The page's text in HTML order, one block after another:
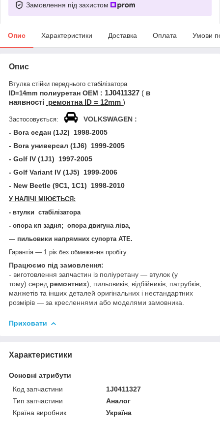
Замовлення під захистом
Опис Характеристики Доставка Оплата Умови
Опис
Втулка стійки переднього стабілізатора
ID=14mm полиуретан ОЕМ : 1J0411327 ( в
наявності
ремонтна ID = 12mm )
Застосовується:
VOLKSWAGEN :
- Bora седан (1J2) 1998-2005
- Bora универсал (1J6) 1999-2005
- Golf IV (1J1) 1997-2005
- Golf Variant IV (1J5) 1999-2006
- New Beetle (9C1, 1C1) 1998-2010
У НАЛІЧІ МІЮЄТЬСЯ:
- втулки стабілізатора
- опора кп задня; опора двигуна ліва,
— пильовики напрямних супорта АТЕ.
Гарантія — 1 рік без обмеження пробігу.
Працюємо під замовлення:
- виготовлення запчастин із поліуретану — втулок (у
тому) серед ремонтних), пильовиків, відбійників, патрубків,
манжетів та інших деталей оригінальних і нестандартних
розмірів — за кресленнями або моделями замовника.
Приховати
Характеристики
Основні атрибути
Код запчастини
1J0411327
Тип запчастини
Аналог
Країна виробник
Україна